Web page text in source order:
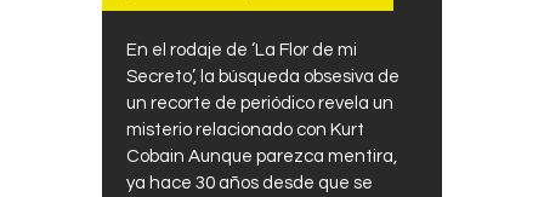
En el rodaje de ‘La Flor de mi
Secreto’, la búsqueda obsesiva de
un recorte de periódico revela un
misterio relacionado con Kurt
Cobain Aunque parezca mentira,
ya hace 30 años desde que se